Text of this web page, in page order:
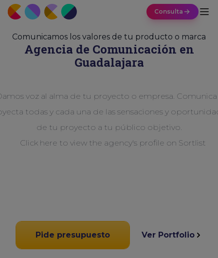
Consulta
Comunicamos los valores de tu producto o marca
Agencia de Comunicación en
Guadalajara
voz al alma de tu proyecto o empresa. Comunica
todas y cada una de las sensaciones y
de tu proyecto a tu público objetivo.
Pide presupuesto Ver Portfolio